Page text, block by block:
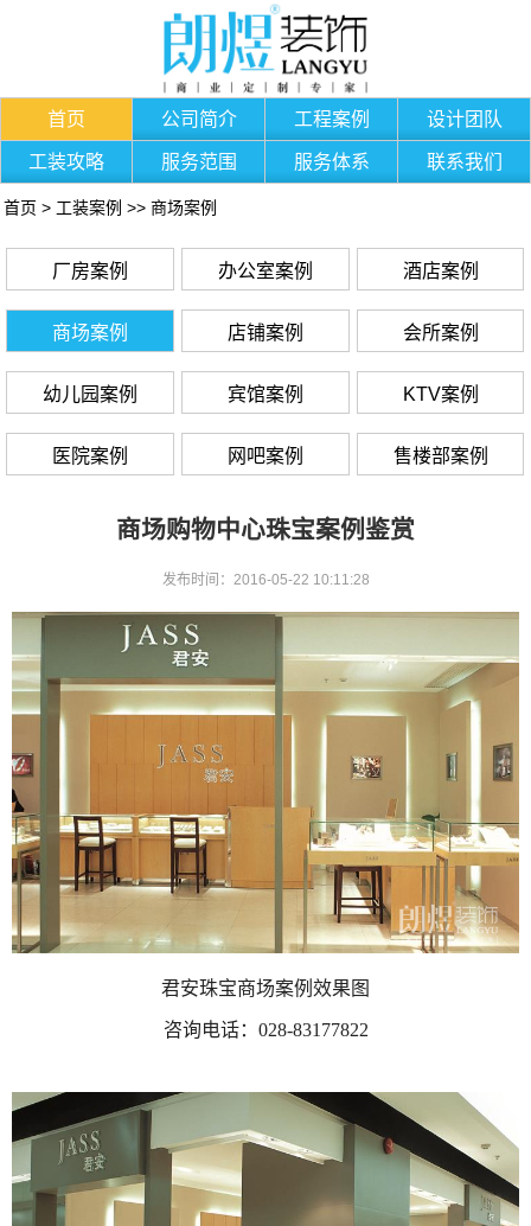
首页 公司简介 工程案例 设计团队
工装攻略 服务范围 服务体系 联系我们
首页 > 工装案例 >> 商场案例
厂房案例 办公室案例 酒店案例
商场案例 店铺案例 会所案例
幼儿园案例 宾馆案例 KTV案例
医院案例 网吧案例 售楼部案例
商场购物中心珠宝案例鉴赏
发布时间：2016-05-22 10:11:28
君安珠宝商场案例效果图
咨询电话： 028-83177822